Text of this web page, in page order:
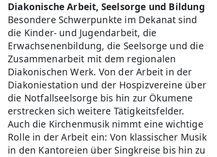
Diakonische Arbeit, Seelsorge und Bildung
Besondere Schwerpunkte im Dekanat sind
die Kinder- und Jugendarbeit, die
Erwachsenenbildung, die Seelsorge und die
Zusammenarbeit mit dem regionalen
Diakonischen Werk. Von der Arbeit in der
Diakoniestation und der Hospizvereine über
die Notfallseelsorge bis hin zur Ökumene
erstrecken sich weitere Tätigkeitsfelder.
Auch die Kirchenmusik nimmt eine wichtige
Rolle in der Arbeit ein: Von klassischer Musik
in den Kantoreien über Singkreise bis hin zu